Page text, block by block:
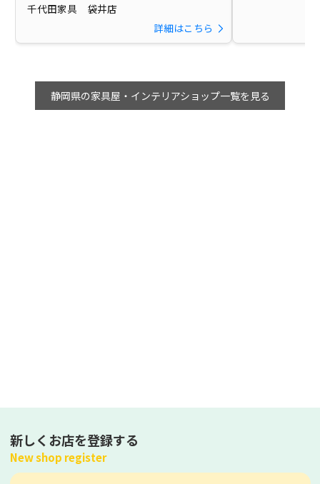
千代田家具 袋井店
詳細はこちら
静岡県の家具屋・インテリアショップ一覧を見る
新しくお店を登録する
New shop register